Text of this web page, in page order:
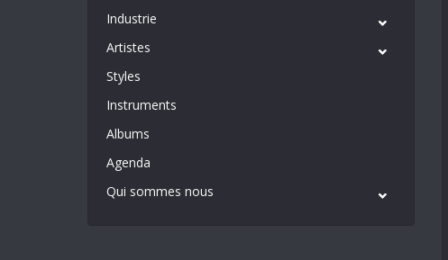
Industrie
Artistes
Styles
Instruments
Albums
Agenda
Qui sommes nous